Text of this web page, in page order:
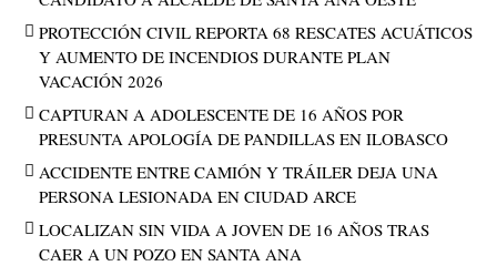
PROTECCIÓN CIVIL REPORTA 68 RESCATES ACUÁTICOS
Y AUMENTO DE INCENDIOS DURANTE PLAN
VACACIÓN 2026
CAPTURAN A ADOLESCENTE DE 16 AÑOS POR
PRESUNTA APOLOGÍA DE PANDILLAS EN ILOBASCO
ACCIDENTE ENTRE CAMIÓN Y TRÁILER DEJA UNA
PERSONA LESIONADA EN CIUDAD ARCE
LOCALIZAN SIN VIDA A JOVEN DE 16 AÑOS TRAS
CAER A UN POZO EN SANTA ANA